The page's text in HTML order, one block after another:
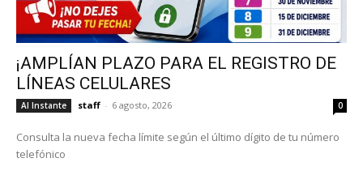
¡AMPLÍAN PLAZO PARA EL REGISTRO DE
LÍNEAS CELULARES
Al Instante staff - 6 agosto, 2026 0
Consulta la nueva fecha límite según el último dígito de tu número
telefónico